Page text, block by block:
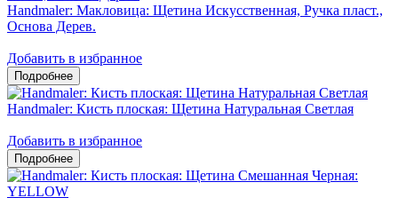
Handmaler: Макловица: Щетина Искусственная, Ручка пласт.,
Основа Дерев.
Добавить в избранное
Handmaler: Кисть плоская: Щетина Натуральная Светлая
Добавить в избранное